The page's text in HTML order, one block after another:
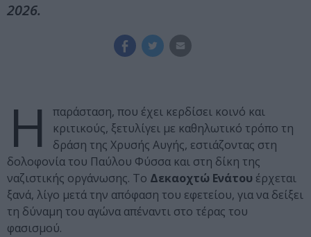
2026.
Η
παράσταση, που έχει κερδίσει κοινό και
κριτικούς, ξετυλίγει με καθηλωτικό τρόπο τη
δράση της Χρυσής Αυγής, εστιάζοντας στη
δολοφονία του Παύλου Φύσσα και στη δίκη της
ναζιστικής οργάνωσης. Το Δεκαοχτώ Ενάτου έρχεται
ξανά, λίγο μετά την απόφαση του εφετείου, για να δείξει
τη δύναμη του αγώνα απέναντι στο τέρας του
φασισμού.